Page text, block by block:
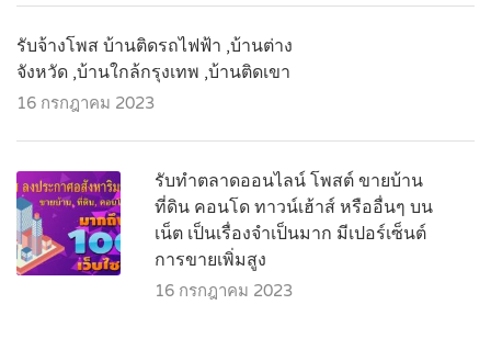
รับจ้างโพส บ้านติดรถไฟฟ้า ,บ้านต่าง
จังหวัด ,บ้านใกล้กรุงเทพ ,บ้านติดเขา
16 กรกฎาคม 2023
รับทำตลาดออนไลน์ โพสต์ ขายบ้าน
ที่ดิน คอนโด ทาวน์เฮ้าส์ หรืออื่นๆ บน
เน็ต เป็นเรื่องจำเป็นมาก มีเปอร์เซ็นต์
การขายเพิ่มสูง
16 กรกฎาคม 2023